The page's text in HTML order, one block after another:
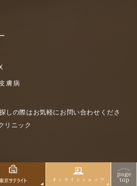
膚病
しの際はお気軽にお問い合わせくださ
リニック